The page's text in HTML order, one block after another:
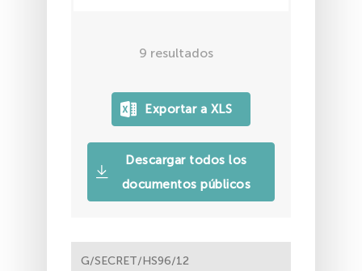
9 resultados
Descargar todos los
documentos públicos
G/SECRET/HS96/12